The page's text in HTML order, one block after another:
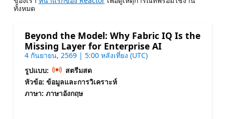
ทั้งหมด
Beyond the Model: Why Fabric IQ Is the
Missing Layer for Enterprise AI
4 กันยายน, 2569 | 5:00 หลังเที่ยง (UTC)
รูปแบบ:
สตรีมสด
หัวข้อ: ข้อมูลและการวิเคราะห์
ภาษา: ภาษาอังกฤษ